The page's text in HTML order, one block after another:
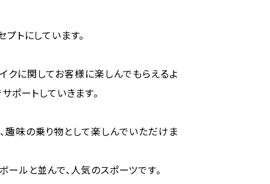
プトにしています。
クに関してお客様に楽しんでもらえるよ
ポートしていきます。
趣味の乗り物として楽しんでいただけま
ールと並んで、人気のスポーツです。